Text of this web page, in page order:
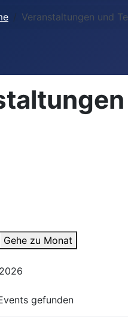
Veranstaltungen und
Gehe zu Monat
gefunden